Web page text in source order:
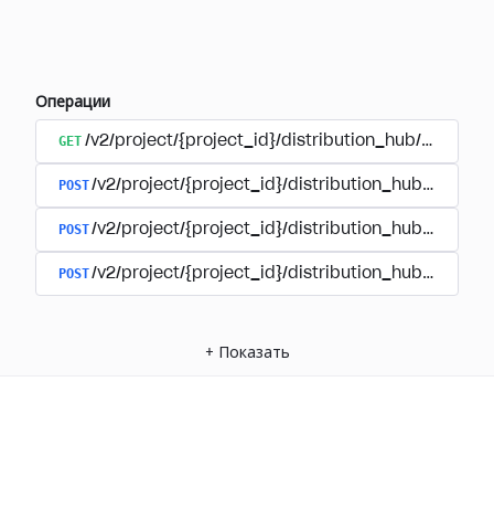
Операции
GET /v2/project/{project_id}/distribution_hub/order/
POST/v2/project/{project_id}/distribution_hub/
POST/v2/project/{project_id}/distribution_hub/
POST/v2/project/{project_id}/distribution_hub/
+ Показать